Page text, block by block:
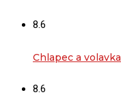
8.6
Chlapec a volavka
8.6